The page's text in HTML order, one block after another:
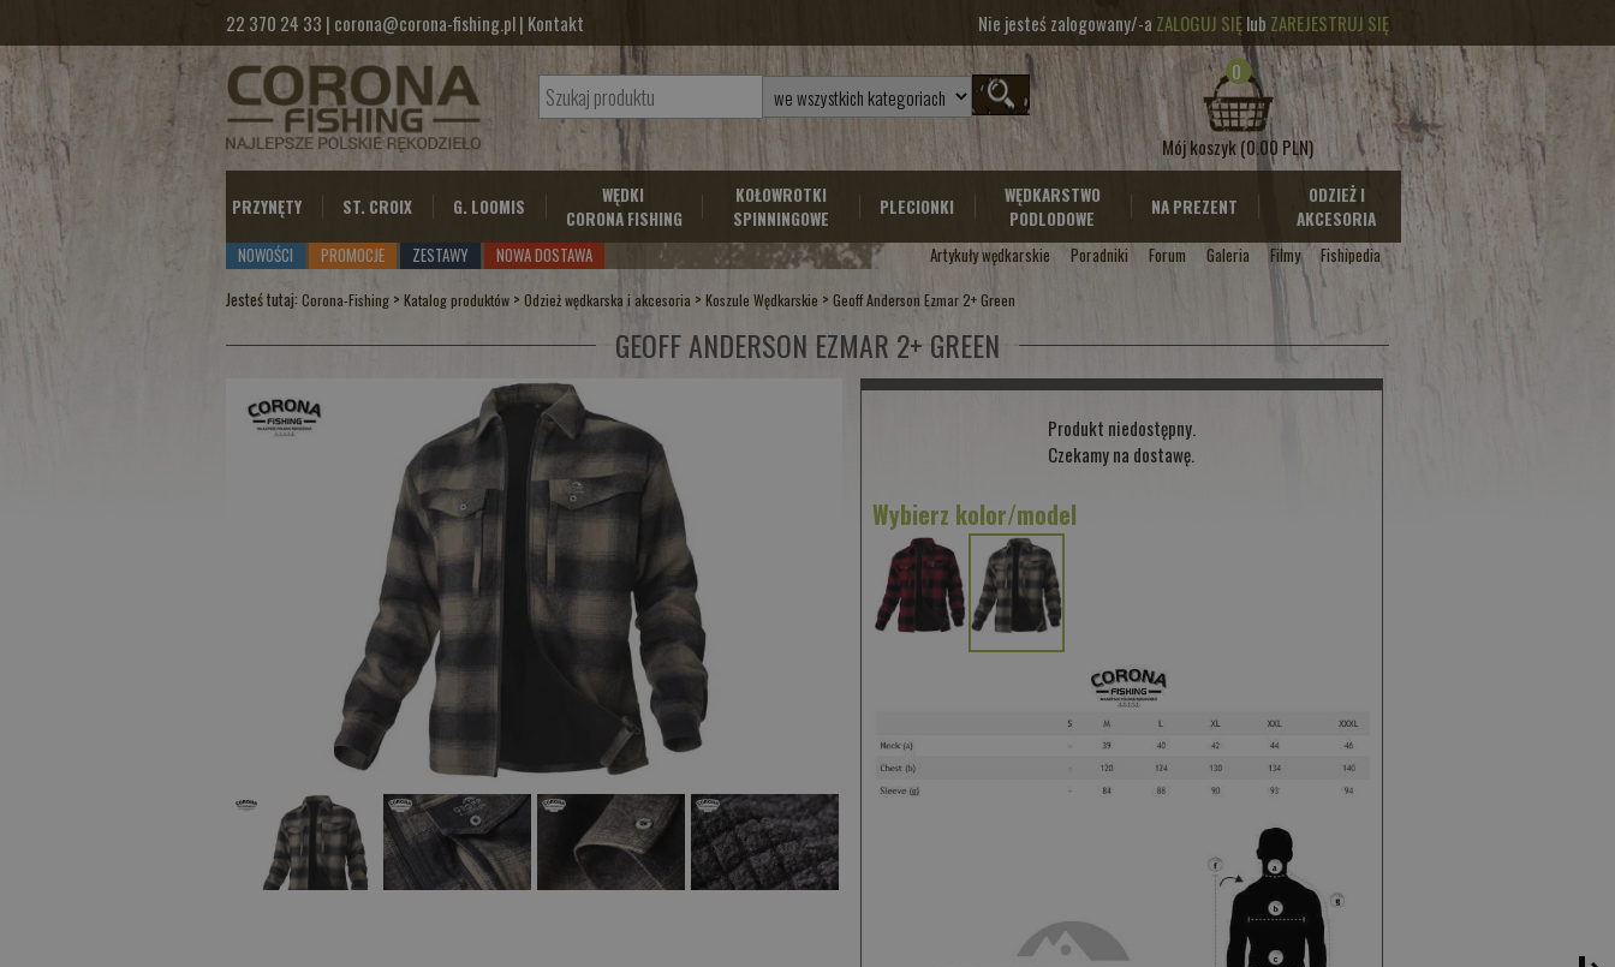
22 370 24 33 | corona@corona-fishing.pl| Kontakt Nie jesteś zalogowany/-a ZALOGUJ SIĘlub ZAREJESTRUJ SIĘ
0
Mój koszyk(0.00 PLN)
PRZYNĘTY ST. CROIX G. LOOMIS
WĘDKI
CORONA FISHING
KOŁOWROTKI
SPINNINGOWE
PLECIONKI
WĘDKARSTWO
PODLODOWE
NA PREZENT
ODZIEŻ I
AKCESORIA
NOWOŚCI
PROMOCJE ZESTAWY NOWA DOSTAWA Artykuły wędkarskie Poradniki Forum Galeria Filmy
Fishipedia
Jesteś tutaj: Corona-Fishing >Katalog produktów >Odzież wędkarska i akcesoria >Koszule Wędkarskie >Geoff Anderson Ezmar 2+ Green
GEOFF ANDERSON EZMAR 2+ GREEN
Produkt niedostępny.
Czekamy na dostawę.
Wybierz kolor/model